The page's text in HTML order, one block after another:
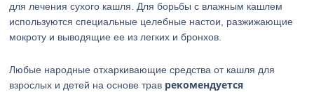
для лечения сухого кашля. Для борьбы с влажным кашлем
используются специальные целебные настои, разжижающие
мокроту и выводящие ее из легких и бронхов.
Любые народные отхаркивающие средства от кашля для
взрослых и детей на основе трав рекомендуется